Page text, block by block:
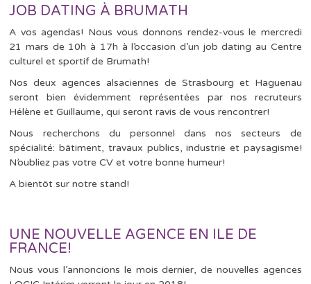
JOB DATING À BRUMATH
A vos agendas! Nous vous donnons rendez-vous le mercredi
21 mars de 10h à 17h à l’occasion d’un job dating au Centre
culturel et sportif de Brumath!
Nos deux agences alsaciennes de Strasbourg et Haguenau
seront bien évidemment représentées par nos recruteurs
Hélène et Guillaume, qui seront ravis de vous rencontrer!
Nous recherchons du personnel dans nos secteurs de
spécialité: bâtiment, travaux publics, industrie et paysagisme!
N’oubliez pas votre CV et votre bonne humeur!
A bientôt sur notre stand!
UNE NOUVELLE AGENCE EN ILE DE
FRANCE!
Nous vous l’annoncions le mois dernier, de nouvelles agences